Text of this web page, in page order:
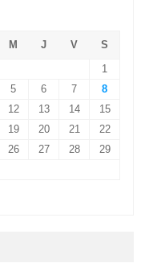
M J V
S
1
5 6 7
8
12 13 14
15
19 20 21
22
26 27 28
29